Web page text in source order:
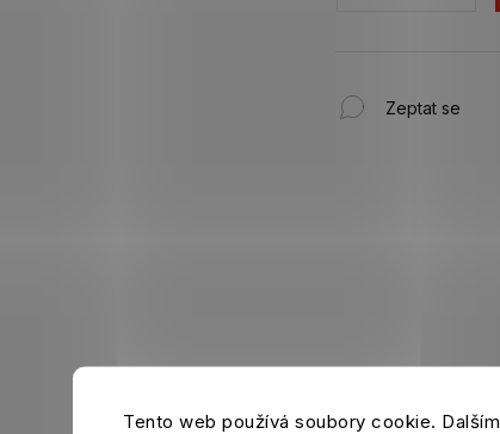
Tento web používá soubory cookie. Dalším
Zeptat se